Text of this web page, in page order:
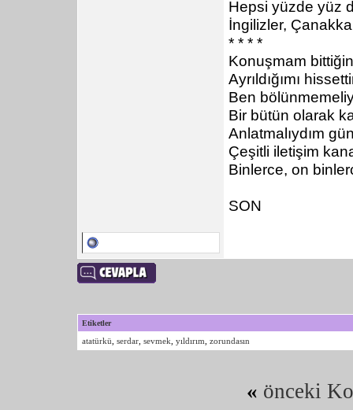
Hepsi yüzde yüz
İngilizler,
* * * *
Konuşmam
Ayrıldığımı
Ben
Bir bütün olarak
Anlatmalıydım
Çeşitli iletişim
Binlerce, on
SON
Etiketler
atatürkü serdar sevmek yıldırım zorundasın
« önceki